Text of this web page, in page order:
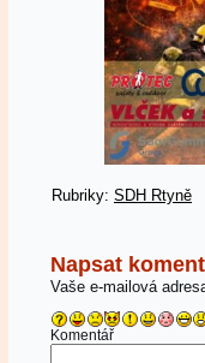
Rubriky: SDH Rtyně
Napsat
Vaše e-mailová
Komentář